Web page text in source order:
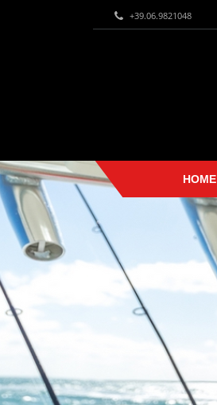
+39.06.9821048
HOME